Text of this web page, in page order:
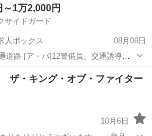
～1万2,000円
サイドガード
人ボックス
08月06日
道路 [ア・パ]12警備員、交通誘導警
ルバイト・パート <給与> [ア・パ]1
円～14,375円 交通費:一部...
ザ・キング・オブ・ファイター
10月6日